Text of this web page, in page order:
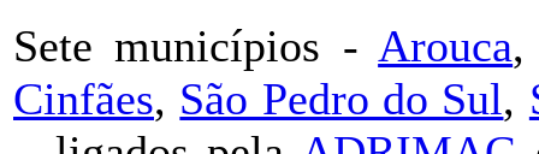
Sete municípios - Arouca
Cinfães, São Pedro do Sul,